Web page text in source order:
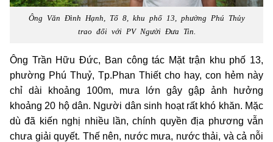
Ông Văn Đình Hạnh, Tổ 8, khu phố 13, phường Phú Thủy
trao đổi với PV Người Đưa Tin.
Ông Trần Hữu Đức, Ban công tác Mặt trận khu phố 13,
phường Phú Thuỷ, Tp.Phan Thiết cho hay, con hẻm này
chỉ dài khoảng 100m, mưa lớn gây gập ảnh hưởng
khoảng 20 hộ dân. Người dân sinh hoạt rất khó khăn. Mặc
dù đã kiến nghị nhiều lần, chính quyền địa phương vẫn
chưa giải quyết. Thế nên, nước mưa, nước thải, và cả nỗi